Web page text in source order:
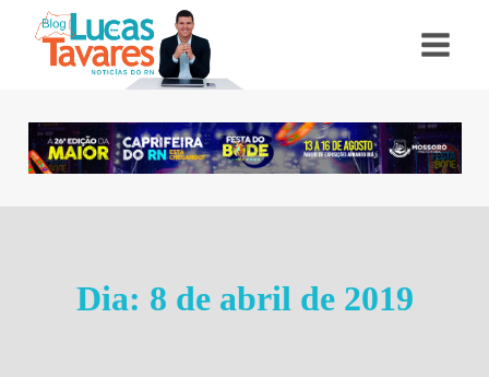
Dia: 8 de abril de 2019